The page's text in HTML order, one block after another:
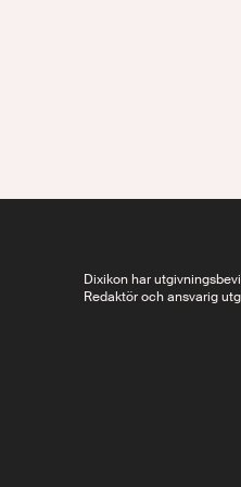
Dixikon har
Redaktör och ansvarig